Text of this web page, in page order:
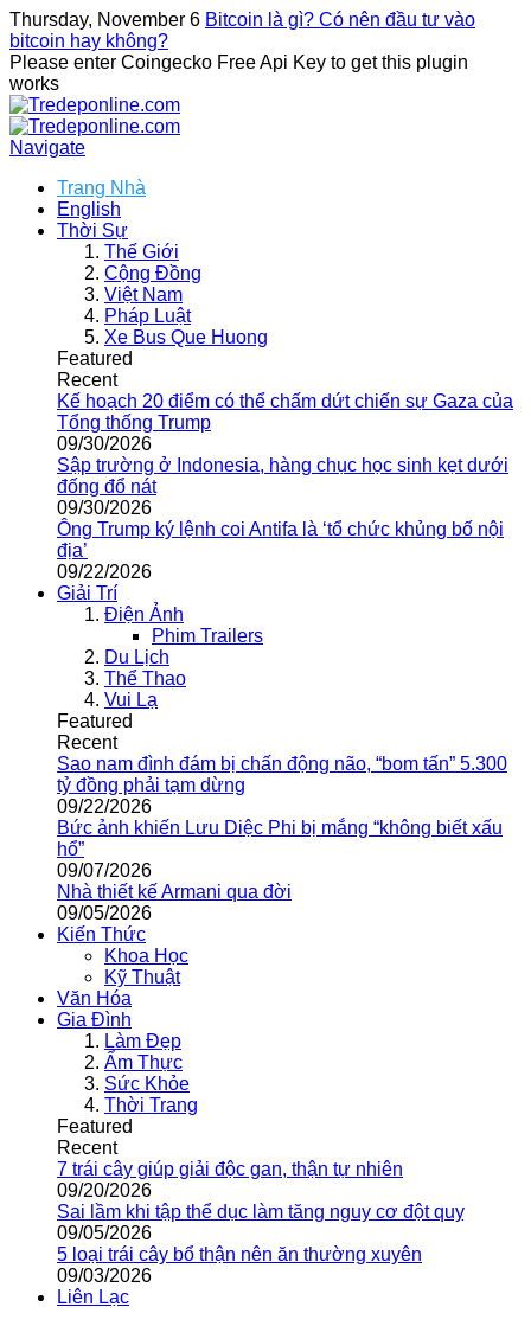
Thursday, November 6 Bitcoin là gì? Có nên đầu tư vào
bitcoin hay không?
Please enter Coingecko Free Api Key to get this plugin
works
Navigate
Trang Nhà
English
Thời Sự
Thế Giới
Cộng Đồng
Việt Nam
Pháp Luật
Xe Bus Que Huong
Featured
Recent
Kế hoạch 20 điểm có thể chấm dứt chiến sự Gaza của
Tổng thống Trump
09/30/2026
Sập trường ở Indonesia, hàng chục học sinh kẹt dưới
đống đổ nát
09/30/2026
Ông Trump ký lệnh coi Antifa là ‘tổ chức khủng bố nội
địa’
09/22/2026
Giải Trí
Điện Ảnh
Phim Trailers
Du Lịch
Thể Thao
Vui Lạ
Featured
Recent
Sao nam đình đám bị chấn động não, “bom tấn” 5.300
tỷ đồng phải tạm dừng
09/22/2026
Bức ảnh khiến Lưu Diệc Phi bị mắng “không biết xấu
hổ”
09/07/2026
Nhà thiết kế Armani qua đời
09/05/2026
Kiến Thức
Khoa Học
Kỹ Thuật
Văn Hóa
Gia Đình
Làm Đẹp
Ẩm Thực
Sức Khỏe
Thời Trang
Featured
Recent
7 trái cây giúp giải độc gan, thận tự nhiên
09/20/2026
Sai lầm khi tập thể dục làm tăng nguy cơ đột quỵ
09/05/2026
5 loại trái cây bổ thận nên ăn thường xuyên
09/03/2026
Liên Lạc